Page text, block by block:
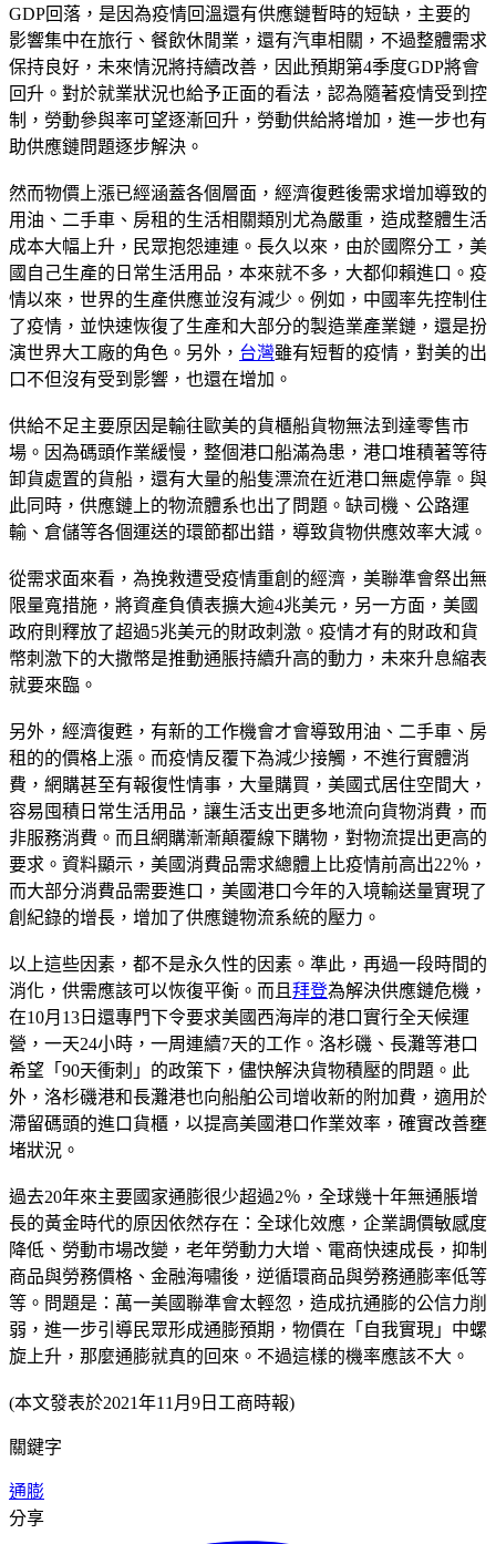
GDP回落，是因為疫情回溫還有供應鏈暫時的短缺，主要的
影響集中在旅行、餐飲休閒業，還有汽車相關，不過整體需求
保持良好，未來情況將持續改善，因此預期第4季度GDP將會
回升。對於就業狀況也給予正面的看法，認為隨著疫情受到控
制，勞動參與率可望逐漸回升，勞動供給將增加，進一步也有
助供應鏈問題逐步解決。
然而物價上漲已經涵蓋各個層面，經濟復甦後需求增加導致的
用油、二手車、房租的生活相關類別尤為嚴重，造成整體生活
成本大幅上升，民眾抱怨連連。長久以來，由於國際分工，美
國自己生產的日常生活用品，本來就不多，大都仰賴進口。疫
情以來，世界的生產供應並沒有減少。例如，中國率先控制住
了疫情，並快速恢復了生產和大部分的製造業產業鏈，還是扮
演世界大工廠的角色。另外， 台灣雖有短暫的疫情，對美的出
口不但沒有受到影響，也還在增加。
供給不足主要原因是輸往歐美的貨櫃船貨物無法到達零售市
場。因為碼頭作業緩慢，整個港口船滿為患，港口堆積著等待
卸貨處置的貨船，還有大量的船隻漂流在近港口無處停靠。與
此同時，供應鏈上的物流體系也出了問題。缺司機、公路運
輸、倉儲等各個運送的環節都出錯，導致貨物供應效率大減。
從需求面來看，為挽救遭受疫情重創的經濟，美聯準會祭出無
限量寬措施，將資產負債表擴大逾4兆美元，另一方面，美國
政府則釋放了超過5兆美元的財政刺激。疫情才有的財政和貨
幣刺激下的大撒幣是推動通脹持續升高的動力，未來升息縮表
就要來臨。
另外，經濟復甦，有新的工作機會才會導致用油、二手車、房
租的的價格上漲。而疫情反覆下為減少接觸，不進行實體消
費，網購甚至有報復性情事，大量購買，美國式居住空間大，
容易囤積日常生活用品，讓生活支出更多地流向貨物消費，而
非服務消費。而且網購漸漸顛覆線下購物，對物流提出更高的
要求。資料顯示，美國消費品需求總體上比疫情前高出22％，
而大部分消費品需要進口，美國港口今年的入境輸送量實現了
創紀錄的增長，增加了供應鏈物流系統的壓力。
以上這些因素，都不是永久性的因素。準此，再過一段時間的
消化，供需應該可以恢復平衡。而且 拜登為解決供應鏈危機，
在10月13日還專門下令要求美國西海岸的港口實行全天候運
營，一天24小時，一周連續7天的工作。洛杉磯、長灘等港口
希望「90天衝刺」的政策下，儘快解決貨物積壓的問題。此
外，洛杉磯港和長灘港也向船舶公司增收新的附加費，適用於
滯留碼頭的進口貨櫃，以提高美國港口作業效率，確實改善壅
堵狀況。
過去20年來主要國家通膨很少超過2％，全球幾十年無通脹增
長的黃金時代的原因依然存在：全球化效應，企業調價敏感度
降低、勞動市場改變，老年勞動力大增、電商快速成長，抑制
商品與勞務價格、金融海嘯後，逆循環商品與勞務通膨率低等
等。問題是：萬一美國聯準會太輕忽，造成抗通膨的公信力削
弱，進一步引導民眾形成通膨預期，物價在「自我實現」中螺
旋上升，那麼通膨就真的回來。不過這樣的機率應該不大。
(本文發表於2021年11月9日工商時報)
關鍵字
通膨
分享